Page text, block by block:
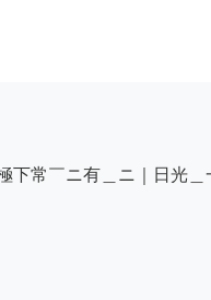
常￣ニ有＿ニ｜日光